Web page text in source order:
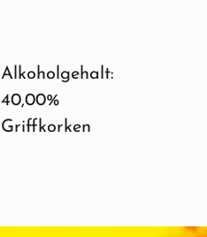
Alkoholgehalt:
40,00%
Griffkorken